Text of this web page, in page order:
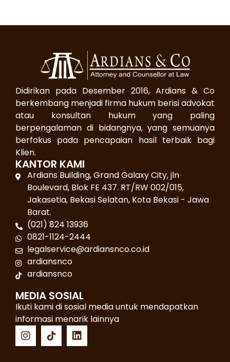
Didirikan pada Desember 2016, Ardians & Co
berkembang menjadi firma hukum berisi advokat
atau konsultan hukum yang paling
berpengalaman di bidangnya, yang semuanya
berfokus pada pencapaian hasil terbaik bagi
Klien.
KANTOR KAMI
Ardians Building, Grand Galaxy City, jln
Boulevard, Blok FE 437. RT/RW 002/015,
Jakasetia, Bekasi Selatan, Kota Bekasi - Jawa
Barat.
(021) 824 13936
0821-1124-2444
legalservice@ardiansnco.co.id
ardiansnco
ardiansnco
MEDIA SOSIAL
Ikuti kami di sosial media untuk mendapatkan
informasi menarik lainnya